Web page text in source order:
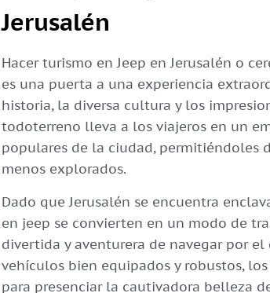
Jerusalén
Hacer turismo en Jeep en Jerusalén o
es una puerta a una experiencia
historia, la diversa cultura y los
todoterreno lleva a los viajeros en un
populares de la ciudad, permitiéndoles
menos explorados.
Dado que Jerusalén se encuentra
en jeep se convierten en un modo de
divertida y aventurera de navegar por
vehículos bien equipados y robustos,
para presenciar la cautivadora belleza